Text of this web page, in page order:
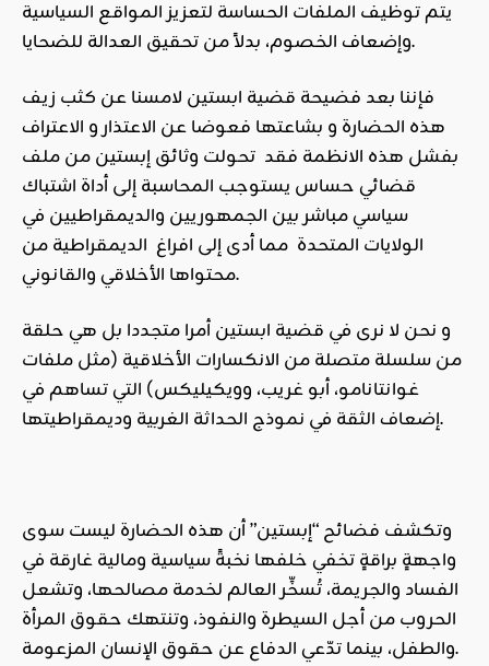
يتم توظيف الملفات الحساسة لتعزيز المواقع السياسية
وإضعاف الخصوم، بدلاً من تحقيق العدالة للضحايا.
فإننا بعد فضيحة قضية ابستين لامسنا عن كثب زيف
هذه الحضارة و بشاعتها فعوضا عن الاعتذار و الاعتراف
بفشل هذه الانظمة فقد تحولت وثائق إبستين من ملف
قضائي حساس يستوجب المحاسبة إلى أداة اشتباك
سياسي مباشر بين الجمهوريين والديمقراطيين في
الولايات المتحدة مما أدى إلى افراغ الديمقراطية من
محتواها الأخلاقي والقانوني.
و نحن لا نرى في قضية ابستين أمرا متجددا بل هي حلقة
من سلسلة متصلة من الانكسارات الأخلاقية (مثل ملفات
غوانتانامو، أبو غريب، وويكيليكس) التي تساهم في
إضعاف الثقة في نموذج الحداثة الغربية وديمقراطيتها.
وتكشف فضائح “إبستين” أن هذه الحضارة ليست سوى
واجهةٍ براقةٍ تخفي خلفها نخبةً سياسية ومالية غارقة في
الفساد والجريمة، تُسخِّر العالم لخدمة مصالحها، وتشعل
الحروب من أجل السيطرة والنفوذ، وتنتهك حقوق المرأة
والطفل، بينما تدّعي الدفاع عن حقوق الإنسان المزعومة.